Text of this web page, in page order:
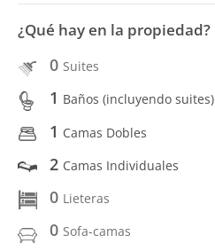
¿Qué hay en la propiedad?
0 Suites
1 Baños (incluyendo suites)
1 Camas Dobles
2 Camas Individuales
0 Lieteras
0 Sofa-camas